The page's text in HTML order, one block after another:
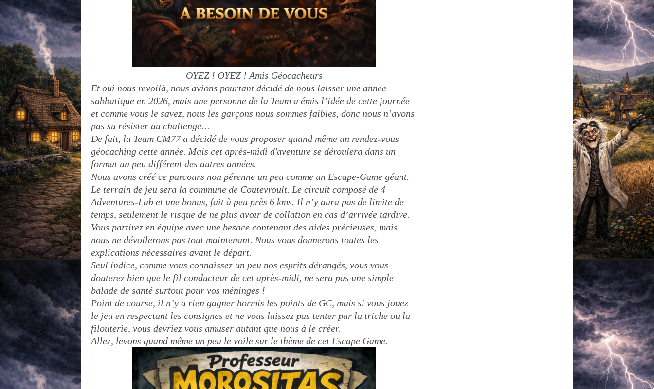
OYEZ ! OYEZ ! Amis Géocacheurs
Et oui nous revoilà, nous avions pourtant décidé de nous laisser une année
sabbatique en 2026, mais une personne de la Team a émis l’idée de cette journée
et comme vous le savez, nous les garçons nous sommes faibles, donc nous n’avons
pas su résister au challenge…
De fait, la Team CM77 a décidé de vous proposer quand même un rendez-vous
géocaching cette année. Mais cet après-midi d'aventure se déroulera dans un
format un peu différent des autres années.
Nous avons créé ce parcours non pérenne un peu comme un Escape-Game géant.
Le terrain de jeu sera la commune de Coutevroult. Le circuit composé de 4
Adventures-Lab et une bonus, fait à peu près 6 kms. Il n’y aura pas de limite de
temps, seulement le risque de ne plus avoir de collation en cas d’arrivée tardive.
Vous partirez en équipe avec une besace contenant des aides précieuses, mais
nous ne dévoilerons pas tout maintenant. Nous vous donnerons toutes les
explications nécessaires avant le départ.
Seul indice, comme vous connaissez un peu nos esprits dérangés, vous vous
douterez bien que le fil conducteur de cet après-midi, ne sera pas une simple
balade de santé surtout pour vos méninges !
Point de course, il n’y a rien gagner hormis les points de GC, mais si vous jouez
le jeu en respectant les consignes et ne vous laissez pas tenter par la triche ou la
filouterie, vous devriez vous amuser autant que nous à le créer.
Allez, levons quand même un peu le voile sur le thème de cet Escape Game.